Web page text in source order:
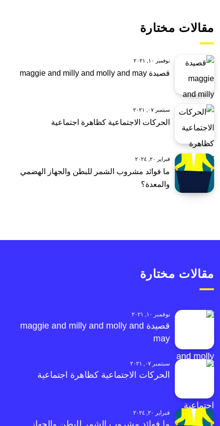
مقالات مختارة
نوفمبر ١٠, ٢٠٢١
قصيدة maggie and milly and molly and may
سبتمبر ٠٧, ٢٠٢١
الحركات الاجتماعية كظاهرة اجتماعية
فبراير ٢٠, ٢٠٢٤
ما فوائد مشروب الشمر للبطن والجهاز الهضمي
والمعدة؟
مقالات مختارة
نوفمبر ١٠, ٢٠٢١
قصيدة maggie and milly and molly and
may
سبتمبر ٠٧, ٢٠٢١
الحركات الاجتماعية كظاهرة اجتماعية
فبراير ٢٠, ٢٠٢٤
ما فوائد مشروب الشمر للبطن والجهاز